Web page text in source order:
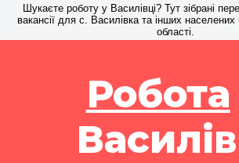
Шукаєте роботу у Василівці? Тут зібрані
вакансії для с. Василівка та інших населених
області.
Робота